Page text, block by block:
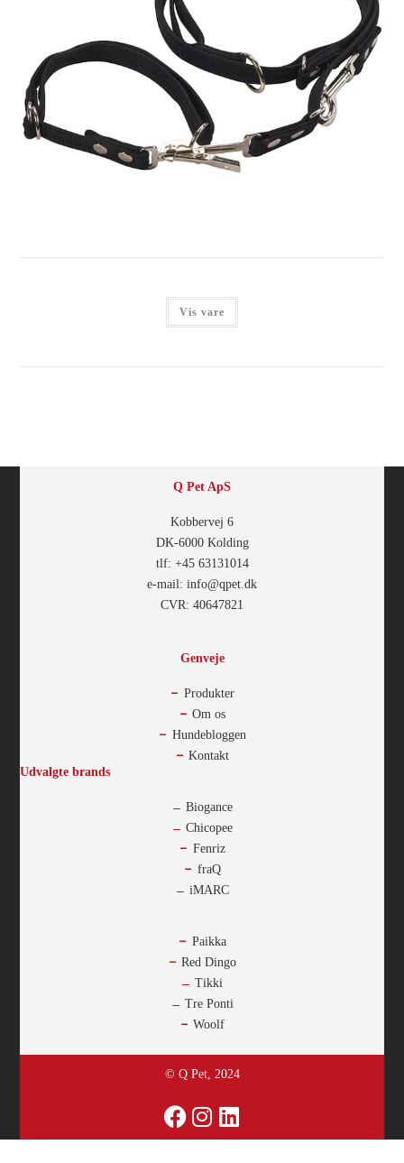
FENRIZ JAGTLINE M. UDLØSER & HALSBÅND, SORT
Login for at se priser
Vis vare
Q Pet ApS
Kobbervej 6
DK-6000 Kolding
tlf: +45 63131014
e-mail: info@qpet.dk
CVR: 40647821
Genveje
Produkter
Om os
Hundebloggen
Kontakt
Udvalgte brands
Biogance
Chicopee
Fenriz
fraQ
iMARC
Paikka
Red Dingo
Tikki
Tre Ponti
Woolf
© Q Pet, 2024